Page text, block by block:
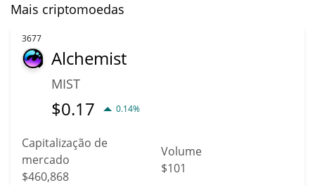
Mais criptomoedas
3677
Alchemist
MIST
$0.17 0.14%
Capitalização de
mercado
$460,868
Volume
$101